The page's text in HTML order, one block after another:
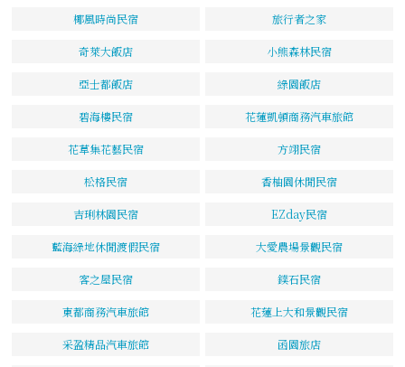
椰風時尚民宿 旅行者之家
奇萊大飯店 小熊森林民宿
亞士都飯店 綠園飯店
碧海樓民宿 花蓮凱頓商務汽車旅館
花草集花藝民宿 方翊民宿
松格民宿 香柚園休閒民宿
吉琍林園民宿 EZday民宿
藍海綠地休閒渡假民宿 大愛農場景觀民宿
客之屋民宿 鏷石民宿
東都商務汽車旅館 花蓮上大和景觀民宿
采盈精品汽車旅館 函園旅店